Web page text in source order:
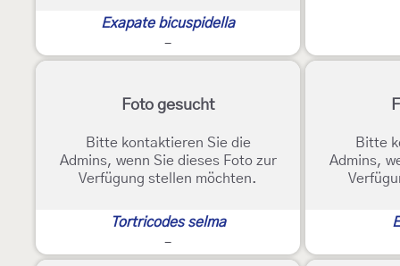
Exapate bicuspidella
-
Foto gesucht
Bitte kontaktieren Sie die
Admins, wenn Sie dieses Foto zur
Verfügung stellen möchten.
Tortricodes selma
-
Bitte
Admins,